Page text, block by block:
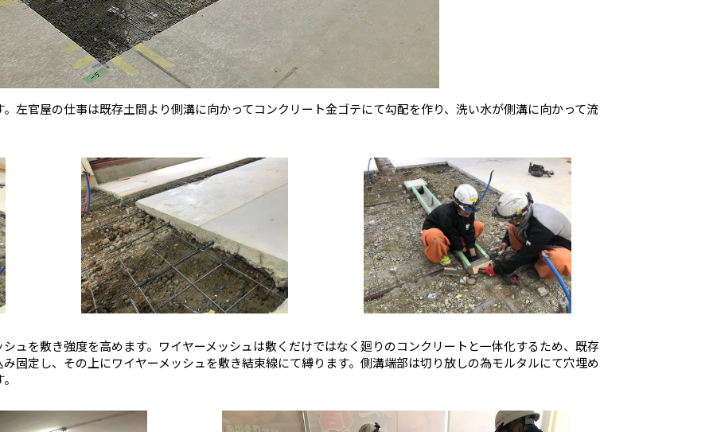
左官屋の仕事は既存土間より側溝に向かってコンクリート金ゴテにて勾配を作り、洗い水が側溝に向かって流
ュを敷き強度を高めます。ワイヤーメッシュは敷くだけではなく廻りのコンクリートと一体化するため、既存
固定し、その上にワイヤーメッシュを敷き結束線にて縛ります。側溝端部は切り放しの為モルタルにて穴埋め